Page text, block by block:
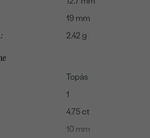
19 mm
2.42 g
Topás
1
4.75 ct
10 mm